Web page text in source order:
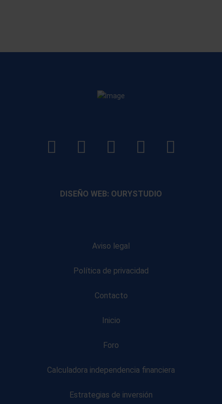
LinkedInInstagramFacebook
YouTube
DISEÑO WEB: OURYSTUDIO
Aviso legal
Política de privacidad
Contacto
Inicio
Foro
Calculadora independencia financiera
Estrategias de inversión